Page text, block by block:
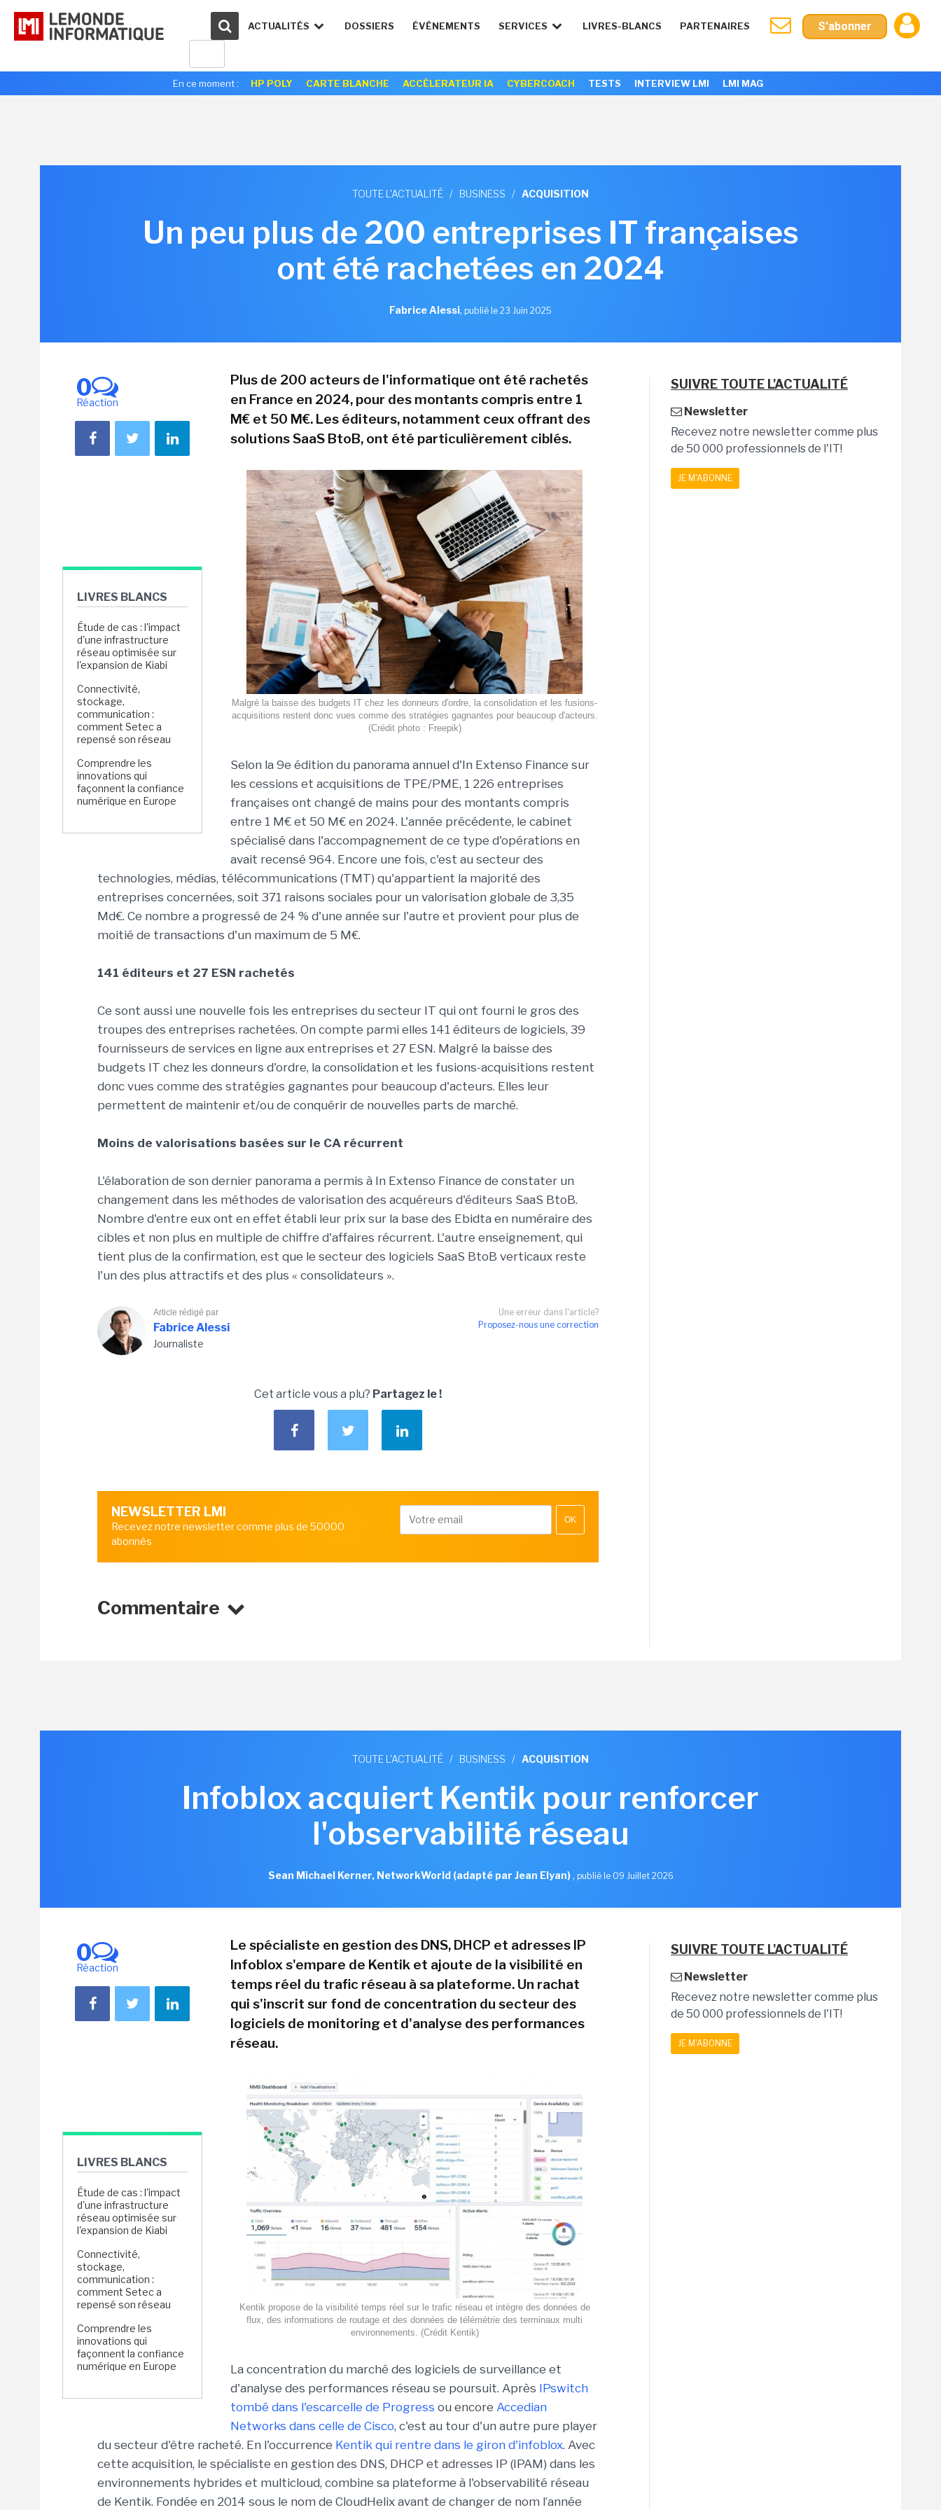
ACTUALITÉS DOSSIERS ÉVÉNEMENTS SERVICES LIVRES-BLANCS PARTENAIRES S'abonner
En ce moment : HP POLY CARTE BLANCHE ACCÉLERATEUR IA CYBERCOACH TESTS INTERVIEW LMI LMI MAG
TOUTE L'ACTUALITÉ / BUSINESS / ACQUISITION
Un peu plus de 200 entreprises IT françaises
ont été rachetées en 2024
Fabrice Alessi, publié le 23 Juin 2025
0
Réaction
LIVRES BLANCS
Étude de cas : l'impact
d'une infrastructure
réseau optimisée sur
l'expansion de Kiabi
Connectivité,
stockage,
communication :
comment Setec a
repensé son réseau
Comprendre les
innovations qui
façonnent la confiance
numérique en Europe
Plus de 200 acteurs de l'informatique ont été rachetés
en France en 2024, pour des montants compris entre 1
M€ et 50 M€. Les éditeurs, notamment ceux offrant des
solutions SaaS BtoB, ont été particulièrement ciblés.
Malgré la baisse des budgets IT chez les donneurs d'ordre, la consolidation et les fusions-
acquisitions restent donc vues comme des stratégies gagnantes pour beaucoup d'acteurs.
(Crédit photo : Freepik)
Selon la 9e édition du panorama annuel d'In Extenso Finance sur
les cessions et acquisitions de TPE/PME, 1 226 entreprises
françaises ont changé de mains pour des montants compris
entre 1 M€ et 50 M€ en 2024. L'année précédente, le cabinet
spécialisé dans l'accompagnement de ce type d'opérations en
avait recensé 964. Encore une fois, c'est au secteur des
technologies, médias, télécommunications (TMT) qu'appartient la majorité des
entreprises concernées, soit 371 raisons sociales pour un valorisation globale de 3,35
Md€. Ce nombre a progressé de 24 % d'une année sur l'autre et provient pour plus de
moitié de transactions d'un maximum de 5 M€.
141 éditeurs et 27 ESN rachetés
Ce sont aussi une nouvelle fois les entreprises du secteur IT qui ont fourni le gros des
troupes des entreprises rachetées. On compte parmi elles 141 éditeurs de logiciels, 39
fournisseurs de services en ligne aux entreprises et 27 ESN. Malgré la baisse des
budgets IT chez les donneurs d'ordre, la consolidation et les fusions-acquisitions restent
donc vues comme des stratégies gagnantes pour beaucoup d'acteurs. Elles leur
permettent de maintenir et/ou de conquérir de nouvelles parts de marché.
Moins de valorisations basées sur le CA récurrent
L'élaboration de son dernier panorama a permis à In Extenso Finance de constater un
changement dans les méthodes de valorisation des acquéreurs d'éditeurs SaaS BtoB.
Nombre d'entre eux ont en effet établi leur prix sur la base des Ebidta en numéraire des
cibles et non plus en multiple de chiffre d'affaires récurrent. L'autre enseignement, qui
tient plus de la confirmation, est que le secteur des logiciels SaaS BtoB verticaux reste
l'un des plus attractifs et des plus « consolidateurs ».
Une erreur dans l'article?
Proposez-nous une correction
Article rédigé par
Fabrice Alessi
Journaliste
Cet article vous a plu? Partagez le !
NEWSLETTER LMI
Recevez notre newsletter comme plus de 50000
abonnés
OK
Commentaire
SUIVRE TOUTE L'ACTUALITÉ
Newsletter
Recevez notre newsletter comme plus
de 50 000 professionnels de l'IT!
JE M'ABONNE
TOUTE L'ACTUALITÉ / BUSINESS / ACQUISITION
Infoblox acquiert Kentik pour renforcer
l'observabilité réseau
Sean Michael Kerner, NetworkWorld (adapté par Jean Elyan), publié le 09 Juillet 2026
0
Réaction
LIVRES BLANCS
Étude de cas : l'impact
d'une infrastructure
réseau optimisée sur
l'expansion de Kiabi
Connectivité,
stockage,
communication :
comment Setec a
repensé son réseau
Comprendre les
innovations qui
façonnent la confiance
numérique en Europe
Le spécialiste en gestion des DNS, DHCP et adresses IP
Infoblox s'empare de Kentik et ajoute de la visibilité en
temps réel du trafic réseau à sa plateforme. Un rachat
qui s'inscrit sur fond de concentration du secteur des
logiciels de monitoring et d'analyse des performances
réseau.
Kentik propose de la visibilité temps réel sur le trafic réseau et intègre des données de
flux, des informations de routage et des données de télémétrie des terminaux multi
environnements. (Crédit Kentik)
La concentration du marché des logiciels de surveillance et
d'analyse des performances réseau se poursuit. Après IPswitch
tombé dans l'escarcelle de Progress ou encore Accedian
Networks dans celle de Cisco, c'est au tour d'un autre pure player
du secteur d'être racheté. En l'occurrence Kentik qui rentre dans le giron d'infoblox. Avec
cette acquisition, le spécialiste en gestion des DNS, DHCP et adresses IP (IPAM) dans les
environnements hybrides et multicloud, combine sa plateforme à l'observabilité réseau
de Kentik. Fondée en 2014 sous le nom de CloudHelix avant de changer de nom l’année
SUIVRE TOUTE L'ACTUALITÉ
Newsletter
Recevez notre newsletter comme plus
de 50 000 professionnels de l'IT!
JE M'ABONNE